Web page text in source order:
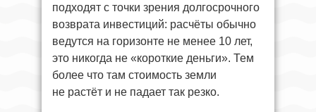
подходят с точки зрения долгосрочного
возврата инвестиций: расчёты обычно
ведутся на горизонте не менее 10 лет,
это никогда не «короткие деньги». Тем
более что там стоимость земли
не растёт и не падает так резко.